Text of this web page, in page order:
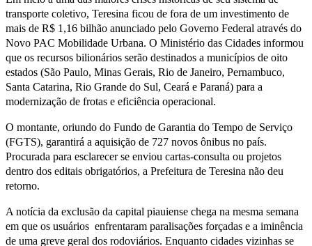
transporte coletivo, Teresina ficou de fora de um investimento de
mais de R$ 1,16 bilhão anunciado pelo Governo Federal através do
Novo PAC Mobilidade Urbana. O Ministério das Cidades informou
que os recursos bilionários serão destinados a municípios de oito
estados (São Paulo, Minas Gerais, Rio de Janeiro, Pernambuco,
Santa Catarina, Rio Grande do Sul, Ceará e Paraná) para a
modernização de frotas e eficiência operacional.
O montante, oriundo do Fundo de Garantia do Tempo de Serviço
(FGTS), garantirá a aquisição de 727 novos ônibus no país.
Procurada para esclarecer se enviou cartas-consulta ou projetos
dentro dos editais obrigatórios, a Prefeitura de Teresina não deu
retorno.
A notícia da exclusão da capital piauiense chega na mesma semana
em que os usuários enfrentaram paralisações forçadas e a iminência
de uma greve geral dos rodoviários. Enquanto cidades vizinhas se